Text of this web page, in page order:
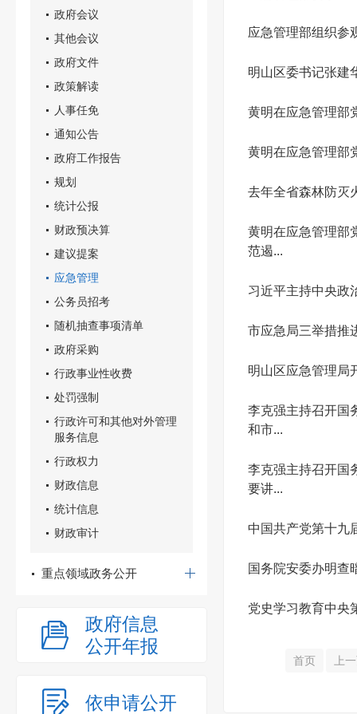
政府会议
其他会议
政府文件
政策解读
人事任免
通知公告
政府工作报告
规划
统计公报
财政预决算
建议提案
应急管理
公务员招考
随机抽查事项清单
政府采购
行政事业性收费
处罚强制
行政许可和其他对外管理
服务信息
行政权力
财政信息
统计信息
财政审计
重点领域政务公开
政府信息
公开年报
依申请公开
应急管理部组织参
明山区委书记张建
黄明在应急管理部
黄明在应急管理部
去年全省森林防灭
黄明在应急管理部
范遏...
习近平主持中央政
市应急局三举措推
明山区应急管理局
李克强主持召开国
和市...
李克强主持召开国
要讲...
中国共产党第十九
国务院安委办明查
党史学习教育中央
首页 上